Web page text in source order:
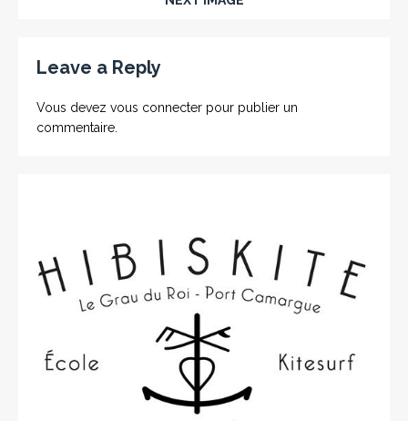
Leave a Reply
Vous devez vous connecter pour publier un
commentaire.